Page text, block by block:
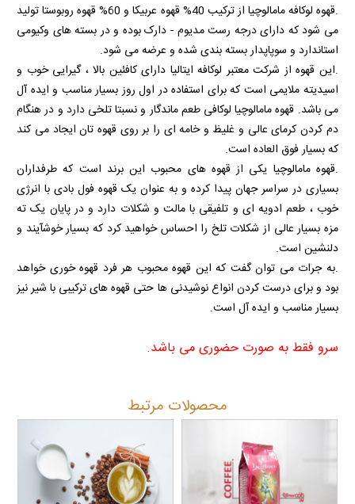
.قهوه لوکافه مامالوچیا از ترکیب 40% قهوه عربیکا و 60% قهوه روبوستا تولید
می شود که دارای درجه رست مدیوم - دارک بوده و در بسته های وکیومی
استاندارد و سوپاپدار بسته بندی شده و عرضه می شود.
.این قهوه از شرکت معتبر لوکافه ایتالیا دارای کافئین بالا ، گیرایی خوب و
اسیدیته ملایمی است که برای استفاده در اول روز بسیار مناسب و ایده آل
می باشد. قهوه مامالوچیا لوکافی طعم ماندگار و نسبتا تلخی دارد و در هنگام
دم کردن کرمای عالی و غلیظ و خامه ای را بر روی قهوه تان ایجاد می کند
که بسیار فوق العاده است.
.قهوه مامالوچیا یکی از قهوه های محبوب این برند است که طرفداران
بسیاری در سراسر جهان پیدا کرده و به عنوان یک قهوه فول بادی با انرژی
خوب ، طعم ادویه ای و تلفیقی با مالت و شکلات دارد و در پایان یک ته
مزه بسیار عالی از شکلات تلخ را احساس خواهید کرد که بسیار خوشآیند و
دلنشین است.
.به جرات می توان گفت که این قهوه محبوب هر فرد قهوه خوری خواهد
بود و برای درست کردن انواع نوشیدنی ها حتی قهوه های ترکیبی با شیر نیز
بسیار مناسب و ایده آل است.
سرو فقط به صورت حضوری می باشد.
محصولات مرتبط